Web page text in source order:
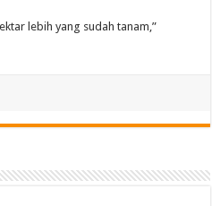
lebih yang sudah tanam,”